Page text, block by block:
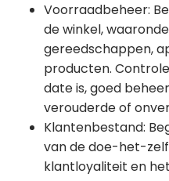
Voorraadbeheer:
de winkel,
gereedschappen,
producten.
date is, goed
verouderde of
Klantenbestand:
van de doe-het-
klantloyaliteit en het